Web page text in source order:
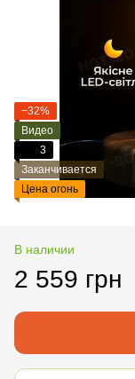
−32%
Видео
3
Заканчивается
Цена огонь
В наличии
2 559 грн